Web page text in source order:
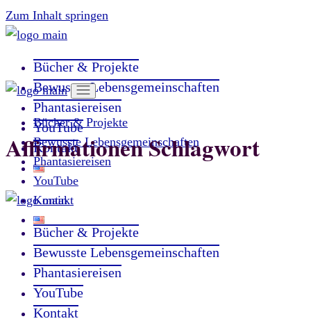
Zum Inhalt springen
Bücher & Projekte
Bewusste Lebensgemeinschaften
Phantasiereisen
YouTube
Kontakt
Bücher & Projekte
Bewusste Lebensgemeinschaften
Phantasiereisen
YouTube
Kontakt
Bücher & Projekte
Bewusste Lebensgemeinschaften
Phantasiereisen
YouTube
Kontakt
Affirmationen Schlagwort